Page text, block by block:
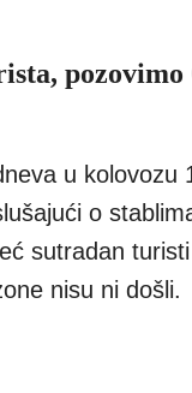
pozovimo
u kolovozu
o
sutradan
nisu ni došli.